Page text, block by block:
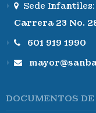
Sede Infantiles:
Carrera 23 No.
601 919 1990
DOCUMENTOS